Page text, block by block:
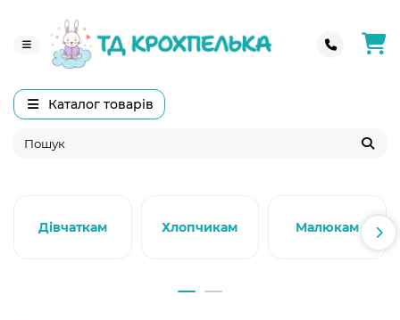
Каталог товарів
Дівчаткам Хлопчикам Малюкам